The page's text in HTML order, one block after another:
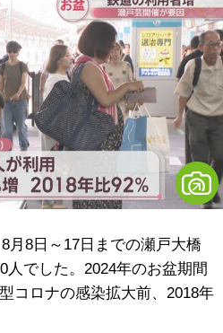
8日～17日までの瀬戸大橋
人でした。2024年のお盆期間
コロナの感染拡大前、2018年